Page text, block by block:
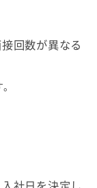
回数が異なる